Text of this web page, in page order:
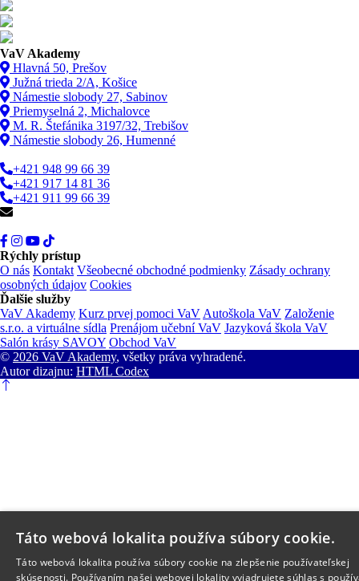
VaV Akademy
Hlavná 50, Prešov
Južná trieda 2/A, Košice
Námestie slobody 27, Sabinov
Priemyselná 2, Michalovce
M. R. Štefánika 3197/32, Trebišov
Námestie slobody 26, Humenné
+421 948 99 66 39
+421 917 14 81 36
+421 911 99 66 39
Rýchly prístup
O nás Kontakt Všeobecné obchodné podmienky Zásady ochrany
osobných údajov Cookies
Ďalšie služby
VaV Akademy Kurz prvej pomoci VaV Autoškola VaV Založenie
s.r.o. a virtuálne sídla Prenájom učební VaV Jazyková škola VaV
Salón krásy SAVOY Obchod VaV
© 2026 VaV Akademy, všetky práva vyhradené.
Autor dizajnu: HTML Codex
Táto webová lokalita používa súbory cookie.
Táto webová lokalita používa súbory cookie na zlepšenie používateľskej
skúsenosti. Používaním našej webovej lokality vyjadrujete súhlas s